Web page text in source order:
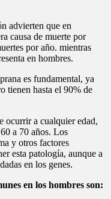
advierten que en
causa de muerte por
por año. mientras
en hombres.
es fundamental, ya
tienen hasta el 90% de
ocurrir a cualquier edad,
a 70 años. Los
y otros factores
esta patología, aunque a
en los genes.
en los hombres son: